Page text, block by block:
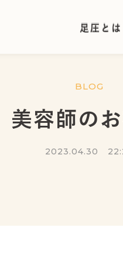
足圧とは
足圧とは
BLOG
美容師の
2023.04.30